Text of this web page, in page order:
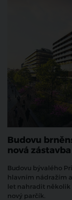
Budovu
nová zástavba
Budovu bývalého
hlavním nádražím
let nahradit několik
nový parčík.